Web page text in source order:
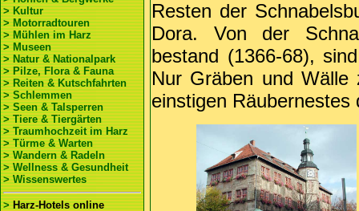
> Kultur
> Motorradtouren
> Mühlen im Harz
> Museen
> Natur & Nationalpark
> Pilze, Flora & Fauna
> Reiten & Kutschfahrten
> Schlemmen
> Seen & Talsperren
> Tiere & Tiergärten
> Traumhochzeit im Harz
> Türme & Warten
> Wandern & Radeln
> Wellness & Gesundheit
> Wissenswertes
>Harz-Hotels online
Resten der
Dora. Von der
bestand (1366-68),
Nur Gräben und
einstigen